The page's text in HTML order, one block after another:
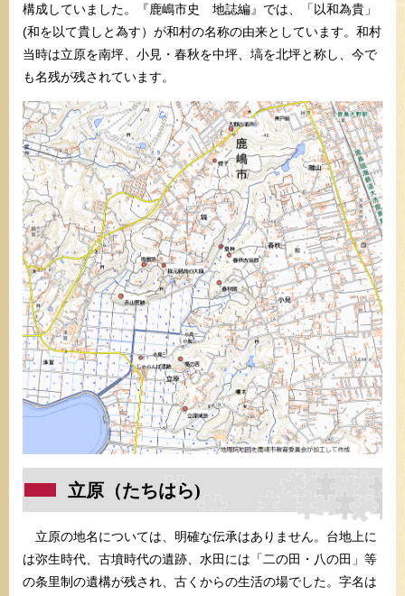
構成していました。『鹿嶋市史 地誌編』では、「以和為貴」
(和を以て貴しと為す）が和村の名称の由来としています。和村
当時は立原を南坪、小見・春秋を中坪、塙を北坪と称し、今で
も名残が残されています。​
立原（たちはら)
立原の地名については、明確な伝承はありません。台地上に
は弥生時代、古墳時代の遺跡、水田には「二の田・八の田」等
の条里制の遺構が残され、古くからの生活の場でした。字名は